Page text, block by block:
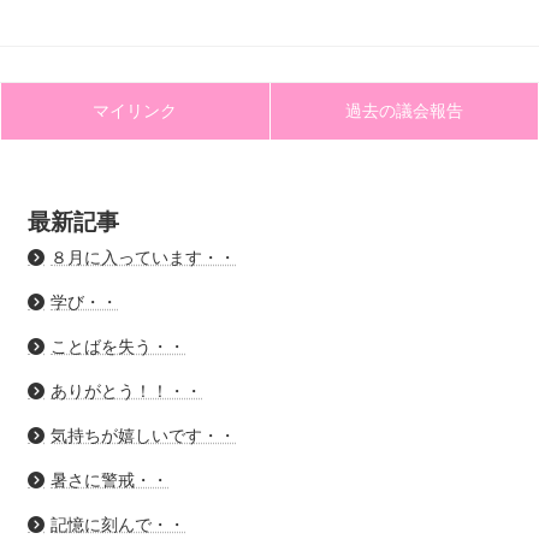
マイリンク 過去の議会報告
最新記事
８月に入っています・・
学び・・
ことばを失う・・
ありがとう！！・・
気持ちが嬉しいです・・
暑さに警戒・・
記憶に刻んで・・